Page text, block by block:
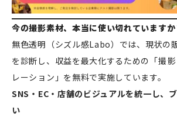
今の撮影素材、本当に使い切れていますか
無色透明（シズル感Labo）では、現状の
を診断し、収益を最大化するための「撮
レーション」を無料で実施しています。
SNS・EC・店舗のビジュアルを統一し、
い